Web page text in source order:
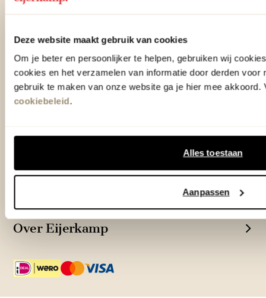
Deze website maakt gebruik van cookies
Om je beter en persoonlijker te helpen, gebruiken wij
cookies en het verzamelen van informatie door derden voor
gebruik te maken van onze website ga je hier mee akkoord.
cookiebeleid.
Alles toestaan
Aanpassen
Adres & Openingstijden
Woonwinkel Veenendaal
Adres & Openingstijden
Outlet Zutphen
Adres & Openingstijden
Over Eijerkamp